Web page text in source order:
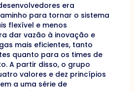
era
para tornar o sistema
flexível e menos
dar vazão à inovação e
mais eficientes, tanto
quanto para os times de
A partir disso, o grupo
valores e dez princípios
a uma série de